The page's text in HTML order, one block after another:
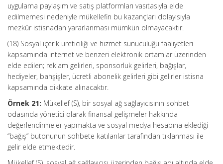
uygulama paylaşım ve satış platformları vasıtasıyla elde
edilmemesi nedeniyle mükellefin bu kazançları dolayısıyla
mezkûr istisnadan yararlanması mümkün olmayacaktır.
(18) Sosyal içerik üreticiliği ve hizmet sunuculuğu faaliyetleri
kapsamında internet ve benzeri elektronik ortamlar üzerinden
elde edilen; reklam gelirleri, sponsorluk gelirleri, bağışlar,
hediyeler, bahşişler, ücretli abonelik gelirleri gibi gelirler istisna
kapsamında dikkate alınacaktır.
Örnek 21: Mükellef (S), bir sosyal ağ sağlayıcısının sohbet
odasında yönetici olarak finansal gelişmeler hakkında
değerlendirmeler yapmakta ve sosyal medya hesabına eklediği
“bağış” butonunun sohbete katılanlar tarafından tıklanması ile
gelir elde etmektedir.